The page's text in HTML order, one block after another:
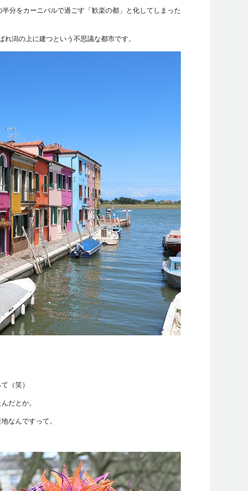
分をカーニバルで過ごす「歓楽の都」と化してしまった
潟の上に建つという不思議な都市です。
（笑）
だとか。
なんですって。